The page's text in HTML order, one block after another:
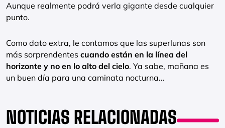
Aunque realmente podrá verla gigante desde cualquier
punto.
Como dato extra, le contamos que las superlunas son
más sorprendentes cuando están en la línea del
horizonte y no en lo alto del cielo. Ya sabe, mañana es
un buen día para una caminata nocturna…
NOTICIAS RELACIONADAS